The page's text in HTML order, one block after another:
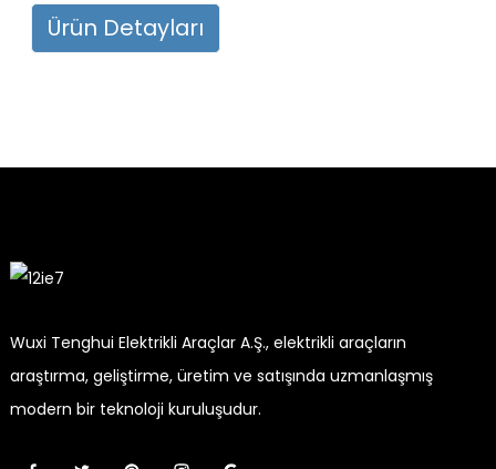
Ürün Detayları
Wuxi Tenghui Elektrikli Araçlar A.Ş., elektrikli araçların
araştırma, geliştirme, üretim ve satışında uzmanlaşmış
modern bir teknoloji kuruluşudur.